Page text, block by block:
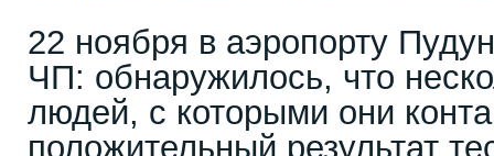
22 ноября в аэропорту
ЧП: обнаружилось, что
людей, с которыми они
положительный результат